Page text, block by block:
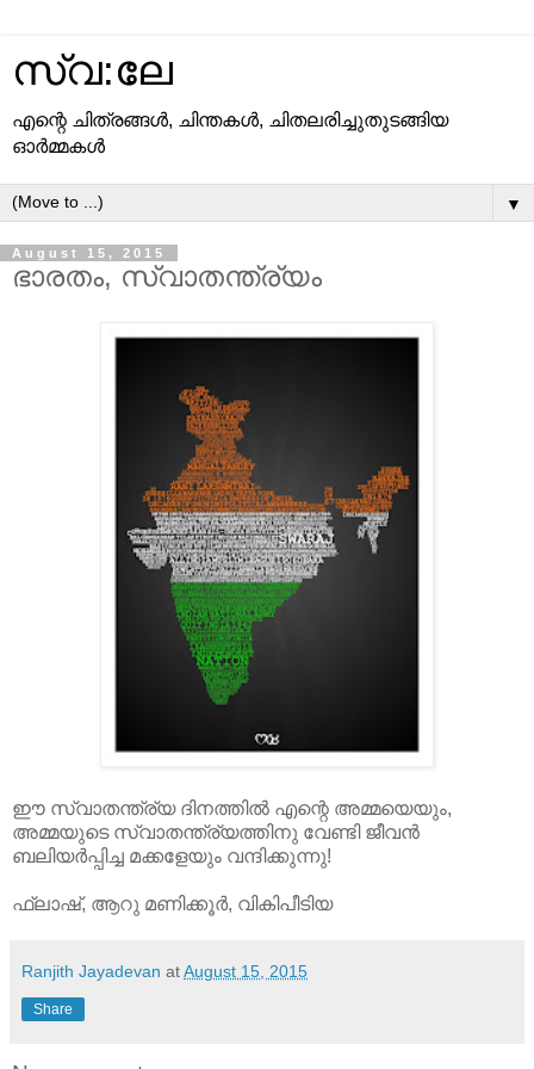
സ്വ:ലേ
എന്റെ ചിത്രങ്ങള്‍, ചിന്തകള്‍, ചിതലരിച്ചുതുടങ്ങിയ
ഓര്‍മ്മകള്‍
▼
August 15, 2015
ഭാരതം, സ്വാതന്ത്ര്യം
ഈ സ്വാതന്ത്ര്യ ദിനത്തില്‍ എന്റെ അമ്മയെയും,
അമ്മയുടെ സ്വാതന്ത്ര്യത്തിനു വേണ്ടി ജീവന്‍
ബലിയര്‍പ്പിച്ച മക്കളേയും വന്ദിക്കുന്നു!
ഫ്ലാഷ്, ആറു മണിക്കൂര്‍, വികിപീടിയ
Ranjith Jayadevan atAugust 15, 2015
Share